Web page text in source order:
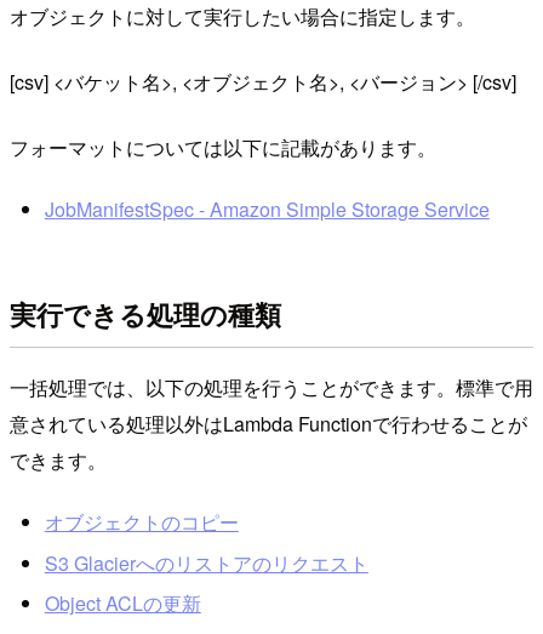
オブジェクトに対して実行したい場合に指定します。
[csv] <バケット名>, <オブジェクト名>, <バージョン> [/csv]
フォーマットについては以下に記載があります。
JobManifestSpec - Amazon Simple Storage Service
実行できる処理の種類
一括処理では、以下の処理を行うことができます。標準で用
意されている処理以外はLambda Functionで行わせることが
できます。
オブジェクトのコピー
S3 Glacierへのリストアのリクエスト
Object ACLの更新